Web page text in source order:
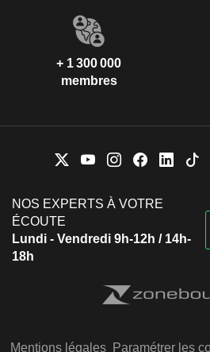
+ 1 300 000
membres
NOS EXPERTS À VOTRE
ÉCOUTE
Lundi - Vendredi 9h-12h / 14h-
18h
Mentions légales Paramétrer les